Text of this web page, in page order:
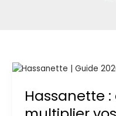
Hassanette
Hassanette
comment
multiplier